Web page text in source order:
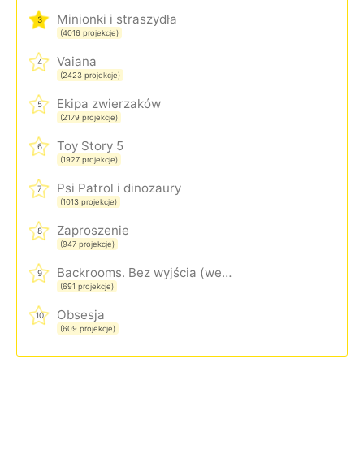
3 Minionki i straszydła
(4016 projekcje)
4 Vaiana
(2423 projekcje)
5 Ekipa zwierzaków
(2179 projekcje)
6 Toy Story 5
(1927 projekcje)
7 Psi Patrol i dinozaury
(1013 projekcje)
8 Zaproszenie
(947 projekcje)
9 Backrooms. Bez wyjścia (wersja rozszerzona)
(691 projekcje)
10 Obsesja
(609 projekcje)